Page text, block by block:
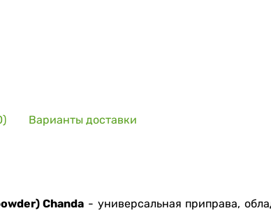
Варианты доставки
Chanda - универсальная приправа,